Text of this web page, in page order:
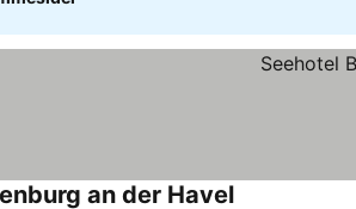
an der Havel